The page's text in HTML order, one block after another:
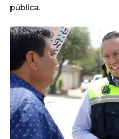
pública.